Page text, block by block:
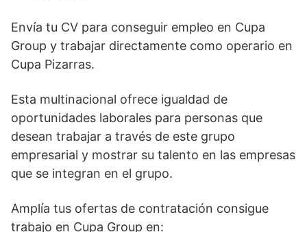
Envía tu CV para conseguir empleo en Cupa
Group y trabajar directamente como operario en
Cupa Pizarras.
Esta multinacional ofrece igualdad de
oportunidades laborales para personas que
desean trabajar a través de este grupo
empresarial y mostrar su talento en las empresas
que se integran en el grupo.
Amplía tus ofertas de contratación consigue
trabajo en Cupa Group en: